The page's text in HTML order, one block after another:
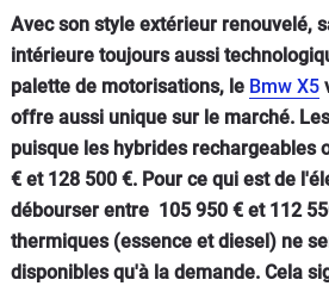
Avec son style extérieur renouvelé,
intérieure toujours aussi
palette de motorisations, le Bmw X5
offre aussi unique sur le marché.
puisque les hybrides rechargeables
€ et 128 500 €. Pour ce qui est de
débourser entre 105 950 € et 112
thermiques (essence et diesel) ne
disponibles qu'à la demande. Cela